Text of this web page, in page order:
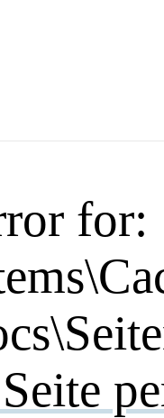
for: